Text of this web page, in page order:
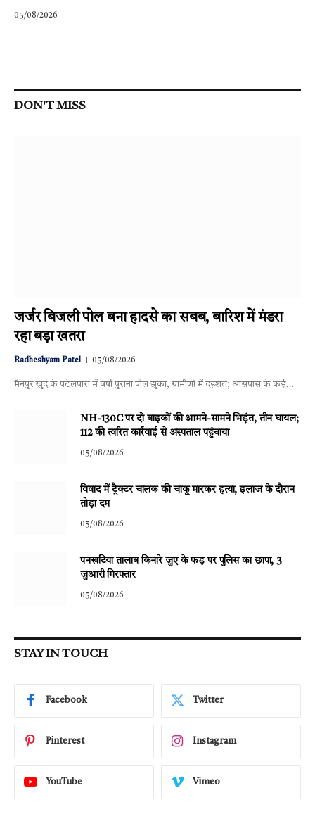
05/08/2026
DON'T MISS
जर्जर बिजली पोल बना हादसे का सबब, बारिश में मंडरा
रहा बड़ा खतरा
Radheshyam Patel 05/08/2026
मैनपुर खुर्द के पटेलपारा में वर्षों पुराना पोल झुका, ग्रामीणों में दहशत; आसपास के कई…
NH-130C पर दो बाइकों की आमने-सामने भिड़ंत, तीन घायल;
112 की त्वरित कार्रवाई से अस्पताल पहुंचाया
05/08/2026
विवाद में ट्रैक्टर चालक की चाकू मारकर हत्या, इलाज के दौरान
तोड़ा दम
05/08/2026
पनखटिया तालाब किनारे जुए के फड़ पर पुलिस का छापा, 3
जुआरी गिरफ्तार
05/08/2026
STAY IN TOUCH
Facebook Twitter
Pinterest Instagram
YouTube Vimeo